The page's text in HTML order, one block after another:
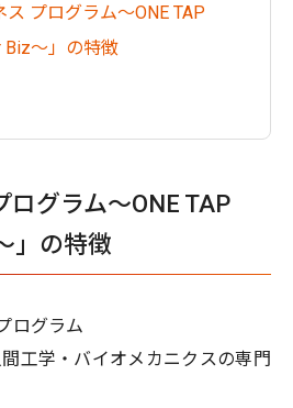
プログラム〜ONE TAP
Biz〜」の特徴
ログラム〜ONE TAP
」の特徴
ログラム
工学・バイオメカニクスの専門